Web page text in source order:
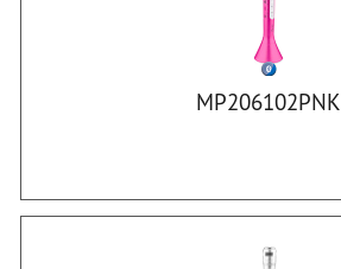
MP206102PNK